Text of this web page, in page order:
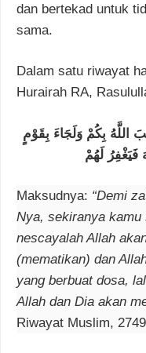
dan bertekad untuk
sama.
Dalam satu riwayat
Hurairah RA,
اللَّهُ بِكُمْ وَلَجَاءَ بِقَوْمٍ
فَيَغْفِرُ لَهُمْ
Maksudnya: “Demi
Nya, sekiranya kamu
nescayalah Allah
(mematikan) dan
yang berbuat dosa,
Allah dan Dia akan
Riwayat Muslim,